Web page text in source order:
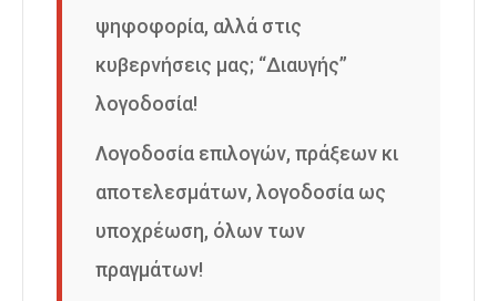
ψηφοφορία, αλλά στις
κυβερνήσεις μας; “Διαυγής”
λογοδοσία!
Λογοδοσία επιλογών, πράξεων κι
αποτελεσμάτων, λογοδοσία ως
υποχρέωση, όλων των
πραγμάτων!